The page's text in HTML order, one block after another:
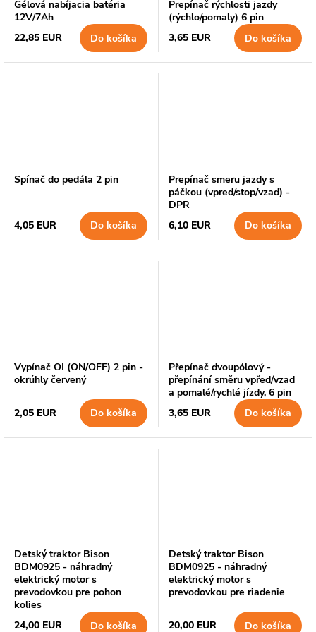
Gélová nabíjacia batéria
12V/7Ah
22,85 EUR
Do košíka
Prepínač rýchlosti jazdy
(rýchlo/pomaly) 6 pin
3,65 EUR
Do košíka
Spínač do pedála 2 pin
4,05 EUR Do košíka
Prepínač smeru jazdy s
páčkou (vpred/stop/vzad) -
DPR
6,10 EUR
Do košíka
Vypínač OI (ON/OFF) 2 pin -
okrúhly červený
2,05 EUR Do košíka
Přepínač dvoupólový -
přepínání směru vpřed/vzad
a pomalé/rychlé jízdy, 6 pin
3,65 EUR
Do košíka
Detský traktor Bison
BDM0925 - náhradný
elektrický motor s
prevodovkou pre pohon
kolies
24,00 EUR
Do košíka
Detský traktor Bison
BDM0925 - náhradný
elektrický motor s
prevodovkou pre riadenie
20,00 EUR Do košíka